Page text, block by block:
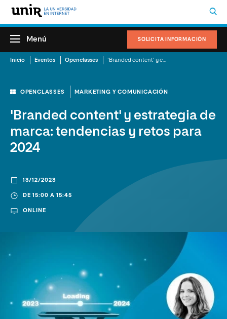
SOLICITA INFORMACIÓN
Menú
Inicio Eventos Openclasses
OPENCLASSES MARKETING Y COMUNICACIÓN
'Branded content' y estrategia de
marca: tendencias y retos para
2024
13/12/2023
DE 15:00 A 15:45
ONLINE